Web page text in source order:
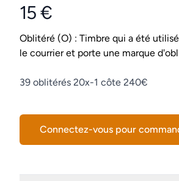
Product information
15 €
Conditions
Oblitéré (O) : Timbre qui a été
le courrier et porte une marque
Description
39 oblitérés 20x-1 côte 240€
Connectez-vous pour